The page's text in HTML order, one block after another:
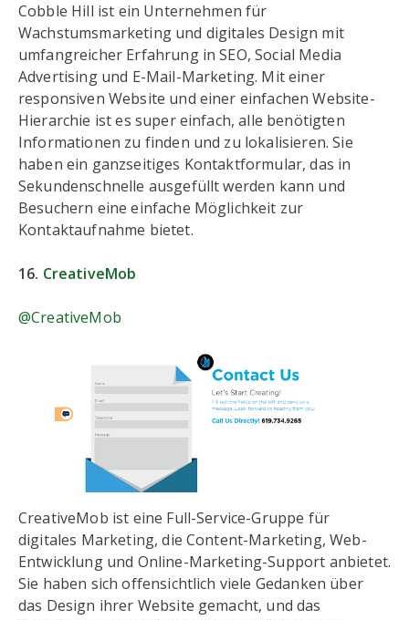
Cobble Hill ist ein Unternehmen für
Wachstumsmarketing und digitales Design mit
umfangreicher Erfahrung in SEO, Social Media
Advertising und E-Mail-Marketing. Mit einer
responsiven Website und einer einfachen Website-
Hierarchie ist es super einfach, alle benötigten
Informationen zu finden und zu lokalisieren. Sie
haben ein ganzseitiges Kontaktformular, das in
Sekundenschnelle ausgefüllt werden kann und
Besuchern eine einfache Möglichkeit zur
Kontaktaufnahme bietet.
16. CreativeMob
@CreativeMob
CreativeMob ist eine Full-Service-Gruppe für
digitales Marketing, die Content-Marketing, Web-
Entwicklung und Online-Marketing-Support anbietet.
Sie haben sich offensichtlich viele Gedanken über
das Design ihrer Website gemacht, und das